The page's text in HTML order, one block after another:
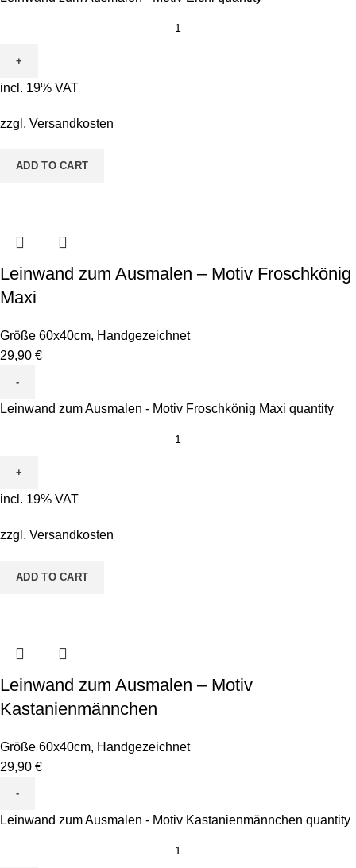
incl. 19% VAT
zzgl. Versandkosten
ADD TO CART
Leinwand zum Ausmalen – Motiv Froschkönig
Maxi
Größe 60x40cm, Handgezeichnet
29,90 €
Leinwand zum Ausmalen - Motiv Froschkönig Maxi quantity
incl. 19% VAT
zzgl. Versandkosten
ADD TO CART
Leinwand zum Ausmalen – Motiv
Kastanienmännchen
Größe 60x40cm, Handgezeichnet
29,90 €
Leinwand zum Ausmalen - Motiv Kastanienmännchen quantity